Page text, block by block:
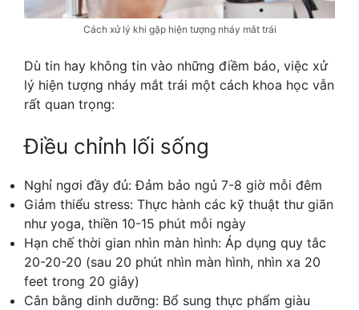
Cách xử lý khi gặp hiện tượng nháy mắt trái
Dù tin hay không tin vào những điềm báo, việc xử
lý hiện tượng nháy mắt trái một cách khoa học vẫn
rất quan trọng:
Điều chỉnh lối sống
Nghỉ ngơi đầy đủ: Đảm bảo ngủ 7-8 giờ mỗi đêm
Giảm thiểu stress: Thực hành các kỹ thuật thư giãn
như yoga, thiền 10-15 phút mỗi ngày
Hạn chế thời gian nhìn màn hình: Áp dụng quy tắc
20-20-20 (sau 20 phút nhìn màn hình, nhìn xa 20
feet trong 20 giây)
Cân bằng dinh dưỡng: Bổ sung thực phẩm giàu